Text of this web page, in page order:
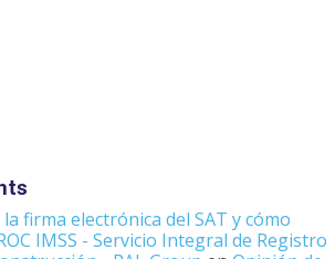
la firma electrónica del SAT y cómo
IMSS - Servicio Integral de Registro